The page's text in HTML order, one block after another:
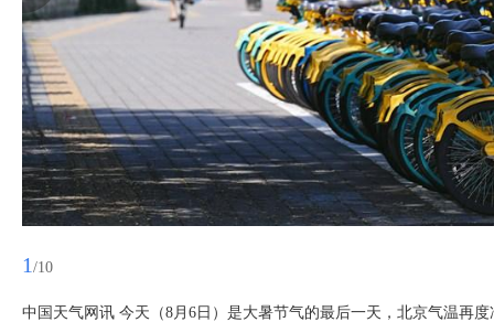
1 /10
中国天气网讯 今天（8月6日）是大暑节气的最后一天，北京气温再